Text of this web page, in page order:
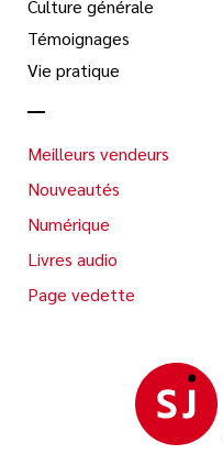
Culture générale
Témoignages
Vie pratique
Meilleurs vendeurs
Nouveautés
Numérique
Livres audio
Page vedette